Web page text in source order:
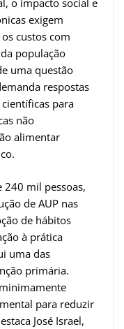
o impacto social e
exigem
custos com
população
uma questão
respostas
para
não
alimentar
240 mil pessoas,
de AUP nas
de hábitos
à prática
uma das
primária.
para reduzir
José Israel,